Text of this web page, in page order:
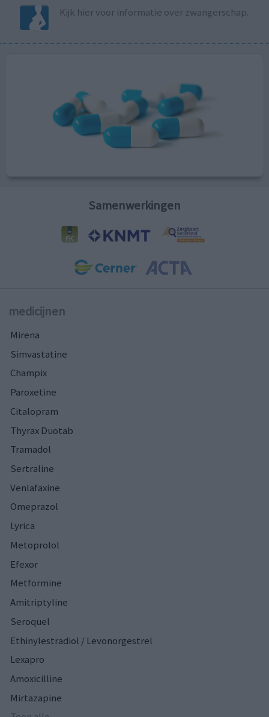
Kijk hier voor informatie over zwangerschap.
Samenwerkingen
medicijnen
Mirena
Simvastatine
Champix
Paroxetine
Citalopram
Thyrax Duotab
Tramadol
Sertraline
Venlafaxine
Omeprazol
Lyrica
Metoprolol
Efexor
Metformine
Amitriptyline
Seroquel
Ethinylestradiol / Levonorgestrel
Lexapro
Amoxicilline
Mirtazapine